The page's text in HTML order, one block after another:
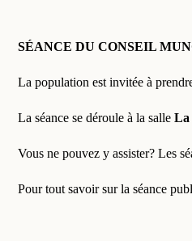
SÉANCE DU CONSEIL
La population est invitée à
La séance se déroule à la salle La
Vous ne pouvez y assister? Les
Pour tout savoir sur la séance